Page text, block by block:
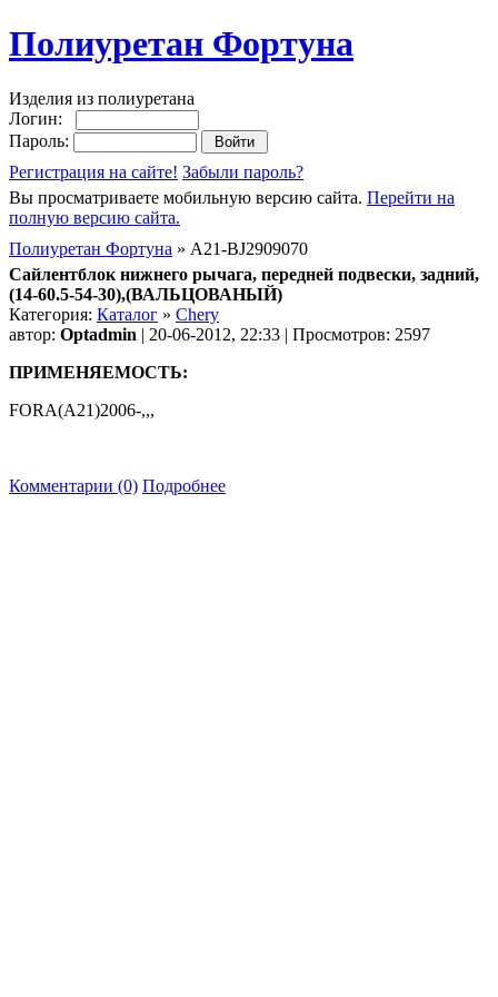
Полиуретан Фортуна
Изделия из полиуретана
Логин:
Пароль:
Регистрация на сайте! Забыли пароль?
Вы просматриваете мобильную версию сайта. Перейти на
полную версию сайта.
Полиуретан Фортуна » A21-BJ2909070
Сайлентблок нижнего рычага, передней подвески, задний,
(14-60.5-54-30),(ВАЛЬЦОВАНЫЙ)
Категория: Каталог » Chery
автор: Optadmin | 20-06-2012, 22:33 | Просмотров: 2597
ПРИМЕНЯЕМОСТЬ:
FORA(A21)2006-,,,
Комментарии (0) Подробнее